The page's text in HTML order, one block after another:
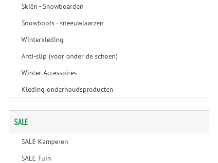
Skiën - Snowboarden
Snowboots - sneeuwlaarzen
Winterkleding
Anti-slip (voor onder de schoen)
Winter Accessoires
Kleding onderhoudsproducten
SALE
SALE Kamperen
SALE Tuin